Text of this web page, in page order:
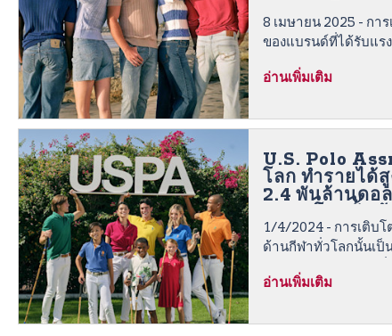
8 เมษายน 2025 - กา
ของแบรนด์ที่ได้รับแร
อ่านเพิ่มเติม
U.S. Polo
โลก ทำรายได้
2.4 พันล้านดอ
ดอลลาร์และร้า
จำ
1/4/2024 - การเติบ
ด้านกีฬาทั่วโลกนั้นเป็
โลก
อ่านเพิ่มเติม